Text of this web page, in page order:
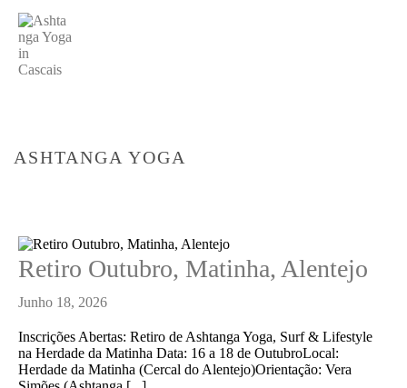
ASHTANGA YOGA
Retiro Outubro, Matinha, Alentejo
Junho 18, 2026
Inscrições Abertas: Retiro de Ashtanga Yoga, Surf & Lifestyle
na Herdade da Matinha Data: 16 a 18 de OutubroLocal:
Herdade da Matinha (Cercal do Alentejo)Orientação: Vera